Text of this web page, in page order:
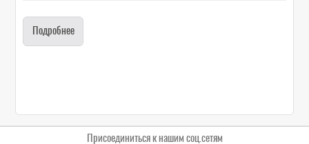
Подробнее
Присоединиться к нашим соц.сетям